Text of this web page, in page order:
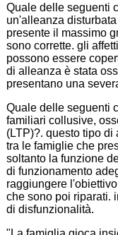
Quale delle seguenti
un'alleanza
presente il massimo
sono corrette. gli
possono essere
di alleanza è stata
presentano una
Quale delle seguenti
familiari collusive,
(LTP)?. questo tipo
tra le famiglie che
soltanto la funzione
di funzionamento
raggiungere
che sono poi riparati.
di disfunzionalità.